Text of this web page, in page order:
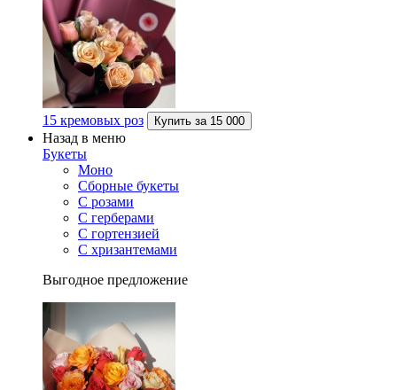
15 кремовых роз Купить за 15 000
Назад в меню
Букеты
Моно
Сборные букеты
С розами
С герберами
С гортензией
С хризантемами
Выгодное предложение